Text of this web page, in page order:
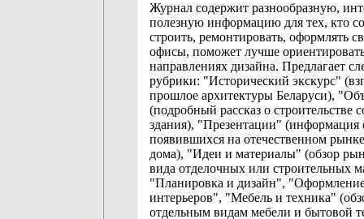
Журнал содержит разнообразную,
полезную информацию для тех, кто
строить, ремонтировать, оформлять
офисы, поможет лучше
направлениях дизайна. Предлагает
рубрики: "Исторический экскурс"
прошлое архитектуры Беларуси),
(подробный рассказ о строительстве
здания), "Презентации" (информация
появившихся на отечественном
дома), "Идеи и материалы" (обзор
вида отделочных или строительных
"Планировка и дизайн",
интерьеров", "Мебель и техника"
отдельным видам мебели и бытовой